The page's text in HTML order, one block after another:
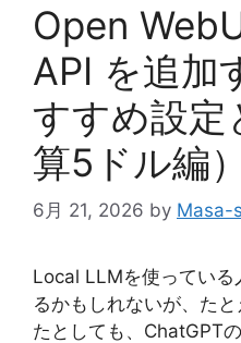
Open
API を追加
すすめ設定
算5ドル編）
6月 21, 2026 by Masa-
Local LLMを使っている
るかもしれないが、た
たとしても、ChatGPT